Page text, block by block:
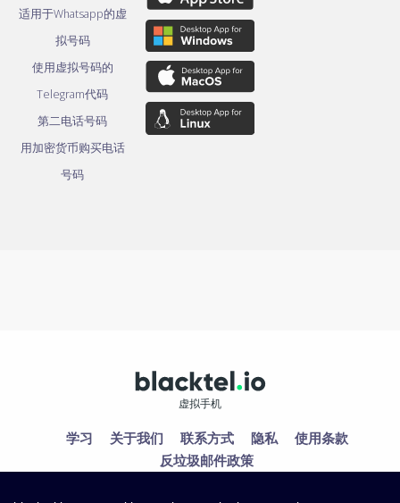
适用于Whatsapp的虚
拟号码
使用虚拟号码的
Telegram代码
第二电话号码
用加密货币购买电话
号码
虚拟手机
学习 关于我们 联系方式 隐私
使用条款
反垃圾邮件政策